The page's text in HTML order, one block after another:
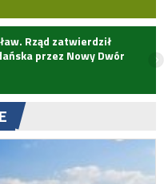
Rząd zatwierdził
przez Nowy Dwór